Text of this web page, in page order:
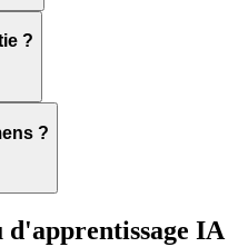
?
?
d'apprentissage IA